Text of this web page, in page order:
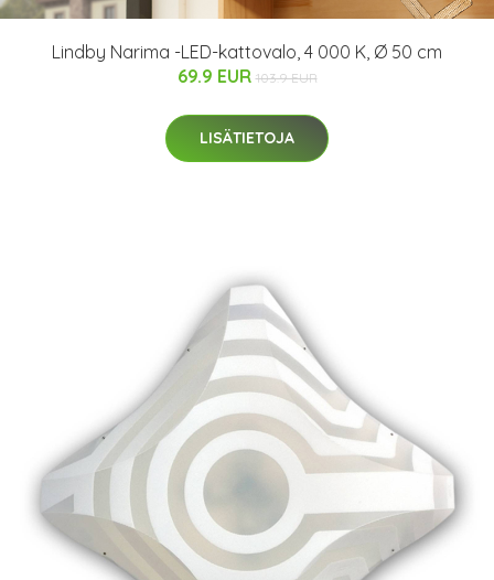
Lindby Narima -LED-kattovalo, 4 000 K, Ø 50 cm
69.9 EUR 103.9 EUR
LISÄTIETOJA